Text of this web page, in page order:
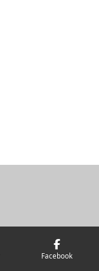
Facebook